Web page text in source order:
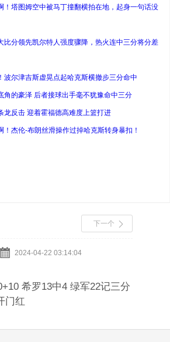
！塔图姆空中被马丁撞翻横拍在地，起身一句话没
比分领先凯尔特人强度骤降，热火连中三分将分差
波尔津吉斯虚晃点起哈克斯横撤步三分命中
角的豪泽 后者接球出手毫不犹豫命中三分
龙反击 迎着霍福德高难度上篮打进
！杰伦-布朗丝滑操作过掉哈克斯转身暴扣！
2024-04-22 03:14:04
下一个
希罗13中4 绿军22记三分
门红